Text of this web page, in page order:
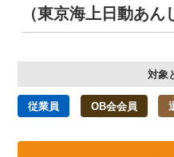
（東京海上日動あん
対象
従業員 OB会会員